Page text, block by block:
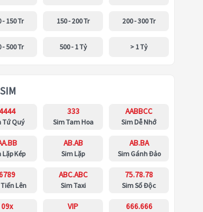
- 150 Tr 150 - 200 Tr 200 - 300 Tr
- 500 Tr 500 - 1 Tỷ > 1 Tỷ
Tứ Quý
333
Sim Tam Hoa
AABBCC
Sim Dễ Nhớ
Lặp Kép
AB.AB
Sim Lặp
AB.BA
Sim Gánh Đảo
Lên
ABC.ABC
Sim Taxi
75.78.78
Sim Số Độc
09x VIP 666.666